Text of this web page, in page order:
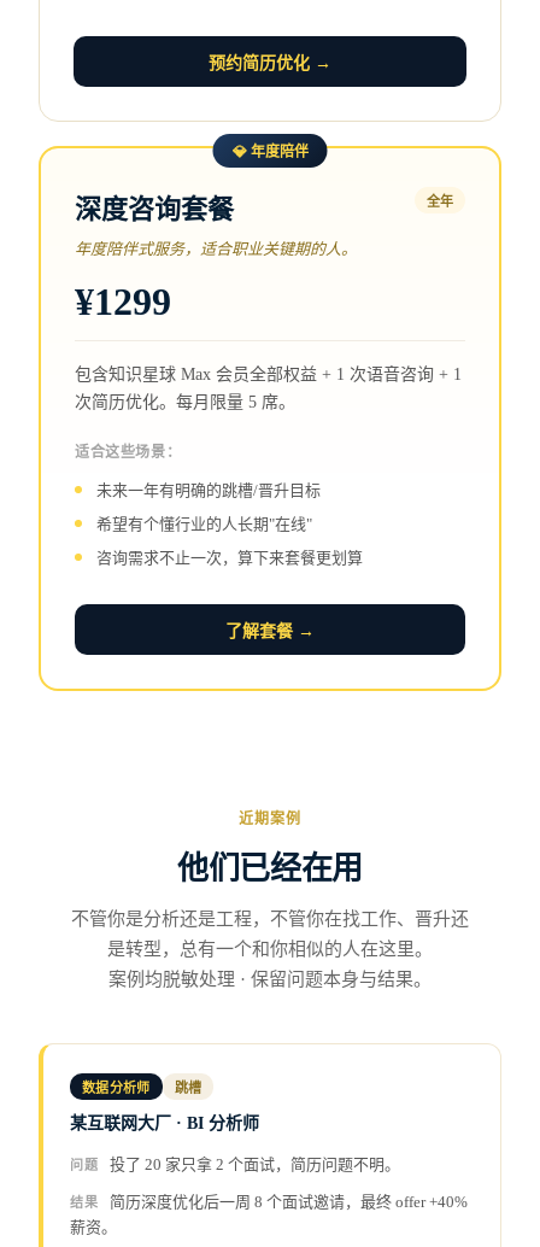
预约简历优化 →
💎 年度陪伴
深度咨询套餐 全年
年度陪伴式服务，适合职业关键期的人。
¥1299
包含知识星球 Max 会员全部权益 + 1 次语音咨询 + 1
次简历优化。每月限量 5 席。
适合这些场景：
未来一年有明确的跳槽/晋升目标
希望有个懂行业的人长期"在线"
咨询需求不止一次，算下来套餐更划算
了解套餐 →
近期案例
他们已经在用
不管你是分析还是工程，不管你在找工作、晋升还
是转型，总有一个和你相似的人在这里。
案例均脱敏处理 · 保留问题本身与结果。
数据分析师 跳槽
某互联网大厂 · BI 分析师
问题 投了 20 家只拿 2 个面试，简历问题不明。
结果
简历深度优化后一周 8 个面试邀请，最终 offer +40%
薪资。